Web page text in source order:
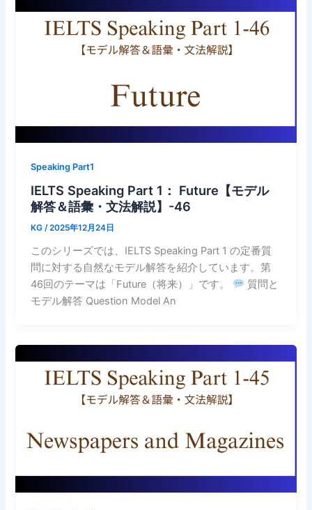
Speaking Part1
IELTS Speaking Part 1： Future【モデル
解答＆語彙・文法解説】-46
KG/2025年12月24日
このシリーズでは、IELTS Speaking Part 1 の定番質
問に対する自然なモデル解答を紹介しています。第
46回のテーマは「Future（将来）」です。
質問と
モデル解答 Question Model An